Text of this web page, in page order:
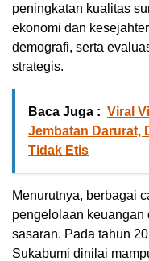
peningkatan kualitas
ekonomi dan
demografi, serta
strategis.
Baca Juga : Viral
Jembatan Darurat,
Tidak Etis
Menurutnya, berbagai
pengelolaan keuangan
sasaran. Pada tahun
Sukabumi dinilai